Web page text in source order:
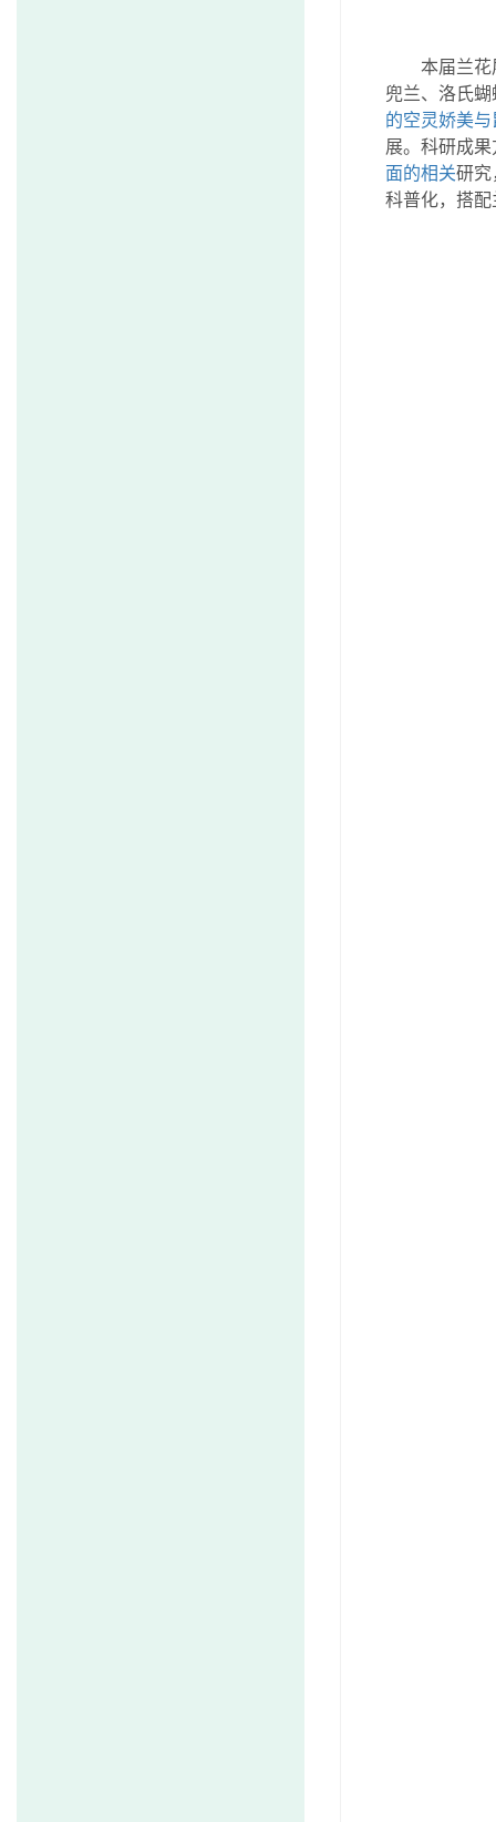
本届兰花
兜兰、洛氏
的空灵娇美
展。科研成
面的相关研究
科普化，搭